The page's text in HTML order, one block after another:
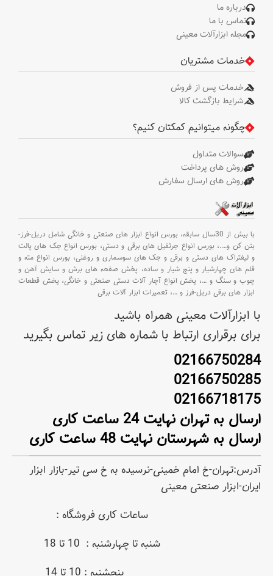
درباره ما
تماس با ما
مجله ابزارآلات معینی
خدمات مشتریان
خدمات پس از فروش
شرایط بازگشت کالا
چگونه میتوانیم کمکتان کنیم؟
سوالات متداول
روش های پرداخت
روش های ارسال سفارش
با بیش از 30سال سابقه،
بورس انواع ابزار های صنعتی و خانگی شامل دریل-فرز-
بتن کن و….، بورس انواع جرثقیل های برقی و دستی، بورس انواع جک های پالت
و لیفتراک های دستی و برقی و جک های سوسماری و روغنی، بورس انواع مته و
قلم های چهارشیار و پنج شیار و ساده، پخش صفحه های برش و سایش آهن و
چوب و سنگ و …، پخش انواع آچار آلات دستی صنعتی و خانگی، پخش قطعات
ابزار های برقی دریل-فرز و …، تعمیرات ابزار آلات برقی
با ابزارآلات معینی همراه باشید
برای برقراری ارتباط با شماره های زیر تماس بگیرید
02166750284
02166750285
02166718175
ارسال به تهران نهایت 24 ساعت کاری
ارسال به شهرستان نهایت 48 ساعت کاری
آدرس:تهران-خ امام خمینی-نرسیده به خ سی تیر-بازار ابزار
ایران-ابزار صنعتی معینی
ساعات کاری فروشگاه :
شنبه تا چهارشنبه : 10 تا 18